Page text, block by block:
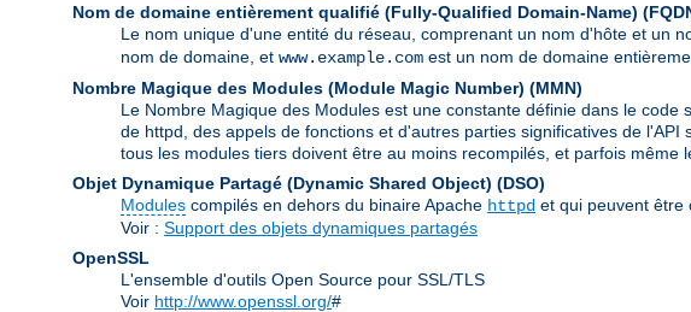
Nom de domaine entièrement qualifié (Fully-Qualified Domain-Name)
Le nom unique d'une entité du réseau, comprenant un nom d'hôte et un
nom de domaine, et www.example.com est un nom de domaine
Nombre Magique des Modules (Module Magic Number) (MMN)
Le Nombre Magique des Modules est une constante définie dans le
de httpd, des appels de fonctions et d'autres parties significatives de
tous les modules tiers doivent être au moins recompilés, et parfois
Objet Dynamique Partagé (Dynamic Shared Object) (DSO)
Modules compilés en dehors du binaire Apache httpd et qui peuvent être
Voir : Support des objets dynamiques partagés
OpenSSL
L'ensemble d'outils Open Source pour SSL/TLS
Voir http://www.openssl.org/#